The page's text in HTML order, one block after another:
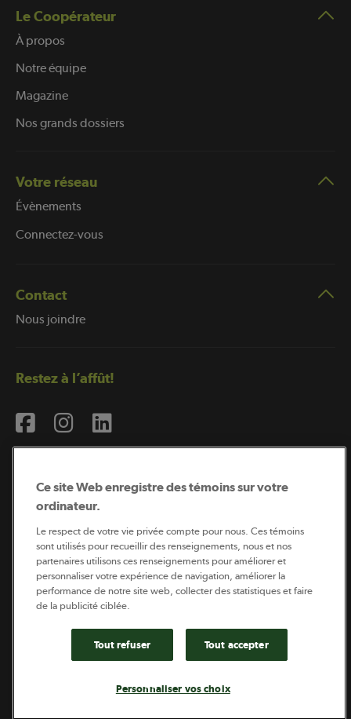
Le Coopérateur
À propos
Notre équipe
Magazine
Nos grands dossiers
Votre réseau
Évènements
Connectez-vous
Contact
Nous joindre
Restez à l’affût!
Coopérateur est publié par Sollio Groupe Coopératif.
Il est l’outil d’information de la coopération agricole
québécoise.
Ce site Web enregistre des témoins sur votre
ordinateur.
Le respect de votre vie privée compte pour nous. Ces témoins
sont utilisés pour recueillir des renseignements, nous et nos
partenaires utilisons ces renseignements pour améliorer et
personnaliser votre expérience de navigation, améliorer la
performance de notre site web, collecter des statistiques et faire
de la publicité ciblée.
Tout refuser Tout accepter
Personnaliser vos choix